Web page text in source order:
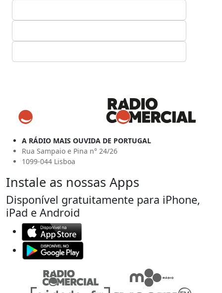
A RÁDIO MAIS OUVIDA DE PORTUGAL
Rua Sampaio e Pina n° 24/26
1099-044 Lisboa
Instale as nossas Apps
Disponível gratuitamente para iPhone,
iPad e Android